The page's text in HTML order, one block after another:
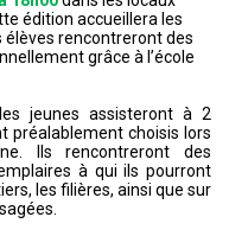
édition accueillera les
élèves rencontreront des
grâce à l’école
jeunes assisteront à 2
préalablement choisis lors
Ils rencontreront des
à qui ils pourront
les filières, ainsi que sur